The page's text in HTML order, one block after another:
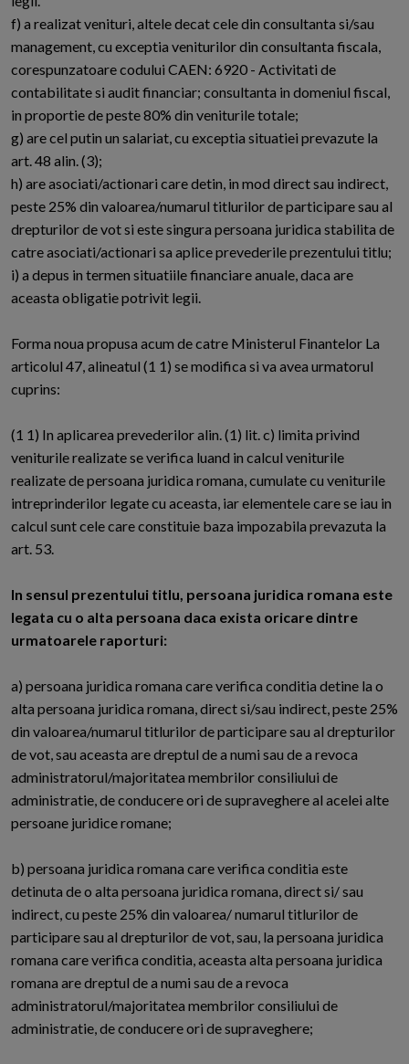
f) a realizat venituri, altele decat cele din consultanta si/sau
management, cu exceptia veniturilor din consultanta fiscala,
corespunzatoare codului CAEN: 6920 - Activitati de
contabilitate si audit financiar; consultanta in domeniul fiscal,
in proportie de peste 80% din veniturile totale;
g) are cel putin un salariat, cu exceptia situatiei prevazute la
art. 48 alin. (3);
h) are asociati/actionari care detin, in mod direct sau indirect,
peste 25% din valoarea/numarul titlurilor de participare sau al
drepturilor de vot si este singura persoana juridica stabilita de
catre asociati/actionari sa aplice prevederile prezentului titlu;
i) a depus in termen situatiile financiare anuale, daca are
aceasta obligatie potrivit legii.
Forma noua propusa acum de catre Ministerul Finantelor La
articolul 47, alineatul (1 1) se modifica si va avea urmatorul
cuprins:
(1 1) In aplicarea prevederilor alin. (1) lit. c) limita privind
veniturile realizate se verifica luand in calcul veniturile
realizate de persoana juridica romana, cumulate cu veniturile
intreprinderilor legate cu aceasta, iar elementele care se iau in
calcul sunt cele care constituie baza impozabila prevazuta la
art. 53.
In sensul prezentului titlu, persoana juridica romana este
legata cu o alta persoana daca exista oricare dintre
urmatoarele raporturi:
a) persoana juridica romana care verifica conditia detine la o
alta persoana juridica romana, direct si/sau indirect, peste 25%
din valoarea/numarul titlurilor de participare sau al drepturilor
de vot, sau aceasta are dreptul de a numi sau de a revoca
administratorul/majoritatea membrilor consiliului de
administratie, de conducere ori de supraveghere al acelei alte
persoane juridice romane;
b) persoana juridica romana care verifica conditia este
detinuta de o alta persoana juridica romana, direct si/ sau
indirect, cu peste 25% din valoarea/ numarul titlurilor de
participare sau al drepturilor de vot, sau, la persoana juridica
romana care verifica conditia, aceasta alta persoana juridica
romana are dreptul de a numi sau de a revoca
administratorul/majoritatea membrilor consiliului de
administratie, de conducere ori de supraveghere;